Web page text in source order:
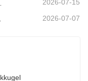
2026-07-15
2026-07-07